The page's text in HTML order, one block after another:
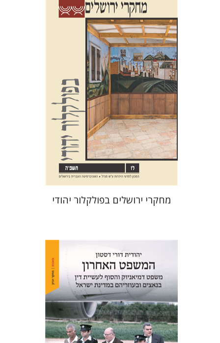
שלום צבר גלית חזן-רוקם
סלמון
הנחת אתר ספר מודפס
$35
$32
מחקרי ירושלים בפולקלור יהודי
יהודית דורי דסטון